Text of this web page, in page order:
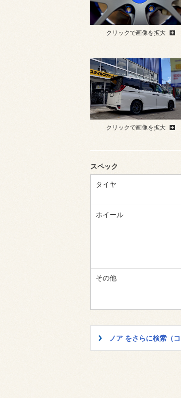
クリックで画像を拡大
クリックで画像を拡大
スペック
タイヤ
ホイール
その他
ノア をさらに検索（